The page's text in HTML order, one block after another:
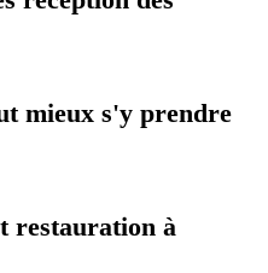
mieux s'y prendre
restauration à